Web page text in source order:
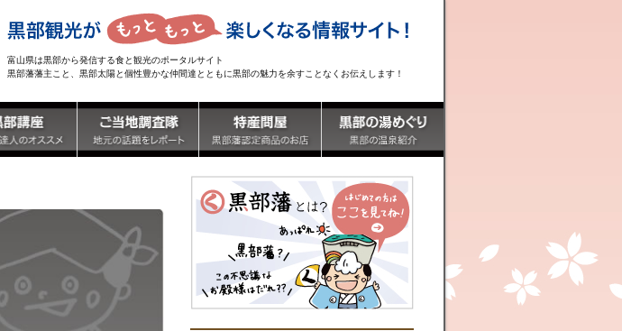
富山県は黒部から発信する食と観光のポータルサイト
黒部藩藩主こと、黒部太陽と個性豊かな仲間達とともに黒部の魅力を余すことなくお伝えします！